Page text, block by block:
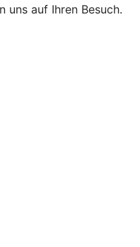
uns auf Ihren Besuch.